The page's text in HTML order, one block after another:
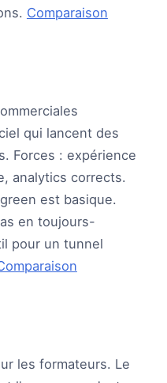
Comparaison
qui lancent des
Forces : expérience
analytics corrects.
est basique.
en toujours-
pour un tunnel
les formateurs. Le